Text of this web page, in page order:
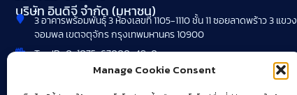
Manage Cookie Consent
บริษัท อินดิจี จำกัด (มหาชน)
3 อาคารพร้อมพันธุ์ 3 ห้องเลขที่ 1105-1110 ชั้น 11 ซอยลาดพร้าว 3 แขวง
จอมพล เขตจตุจักร กรุงเทพมหานคร 10900
Tax ID : 0-1075-67000-49-0
+662 072 1900
webcentral@indigy.com